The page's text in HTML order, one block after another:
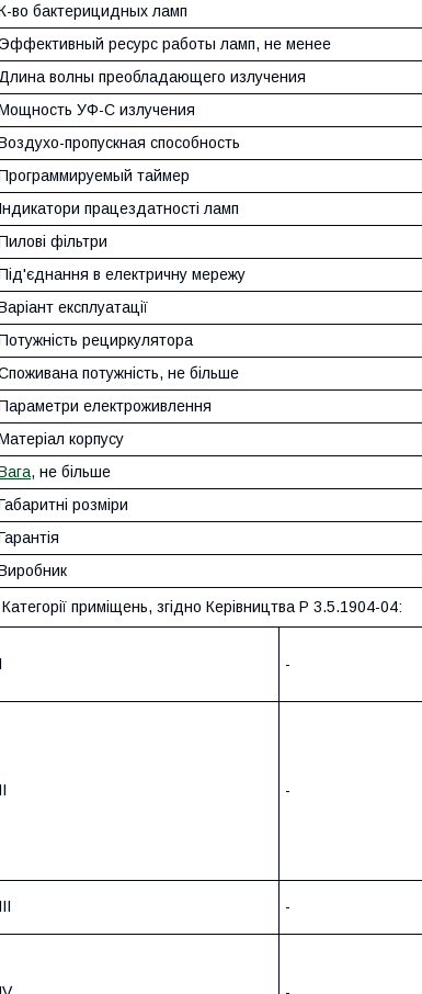
во бактерицидных ламп
ресурс работы ламп, не менее
волны преобладающего излучения
УФ-С излучения
пропускная способность
таймер
працездатності ламп
фільтри
в електричну мережу
експлуатації
рециркулятора
потужність, не більше
електроживлення
корпусу
, не більше
розміри
приміщень, згідно Керівництва Р 3.5.1904-04:
-
-
-